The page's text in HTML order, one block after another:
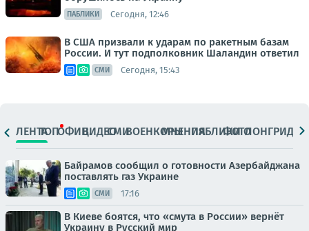
ПАБЛИКИ Сегодня, 12:46
В США призвали к ударам по ракетным базам
России. И тут подполковник Шаландин ответил
СМИ Сегодня, 15:43
ЛЕНТАТОПОФИЦ.ВИДЕОСМИВОЕНКОРЫМНЕНИЯПАБЛИКИ
ФОТОЛОНГРИДЫ
Байрамов сообщил о готовности Азербайджана
поставлять газ Украине
СМИ 17:16
В Киеве боятся, что «смута в России» вернёт
Украину в Русский мир